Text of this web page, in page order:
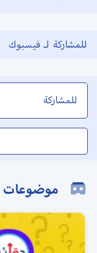
للمشاركة لـ فيسبوك
للمشاركة
موضوعات